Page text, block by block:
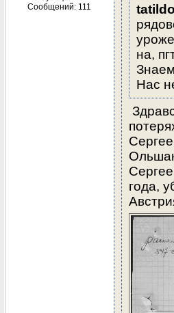
Сообщений: 111
на,
Нас
года,